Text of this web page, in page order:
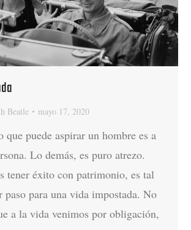
Beatle mayo 17, 2020
puede aspirar un hombre es a
Lo demás, es puro atrezo.
tener éxito con patrimonio, es tal
paso para una vida impostada. No
a la vida venimos por obligación,